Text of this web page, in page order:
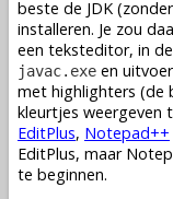
beste de JDK
installeren. Je zou
een teksteditor, in
javac.exe en
met highlighters (de
kleurtjes weergeven
EditPlus, Notepad++
EditPlus, maar
te beginnen.